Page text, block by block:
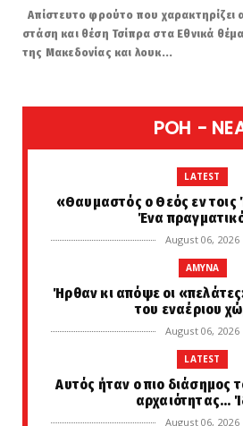
Απίστευτο φρούτο που χαρακτηρίζει
στάση και θέση Τσίπρα στα Εθνικά
της Μακεδονίας και λουκ...
POH -
LATEST
«Θαυμαστός ο Θεός εν τοις
Ένα
August 06, 2026
AMYNA
Ήρθαν κι απόψε οι
του εναέριου
August 06, 2026
LATEST
Αυτός ήταν ο πιο διάσημος
αρχαιότητας...
August 06, 2026